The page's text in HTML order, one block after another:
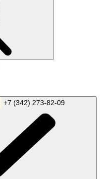
+7 (342) 273-82-09